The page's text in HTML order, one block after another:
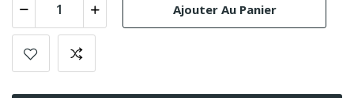
Ajouter Au Panier